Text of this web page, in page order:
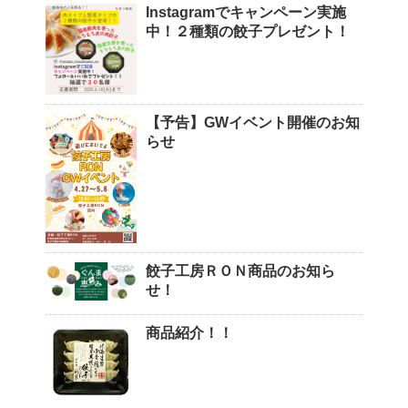
Instagramでキャンペーン実施
中！２種類の餃子プレゼント！
【予告】GWイベント開催のお知
らせ
餃子工房ＲＯＮ商品のお知ら
せ！
商品紹介！！